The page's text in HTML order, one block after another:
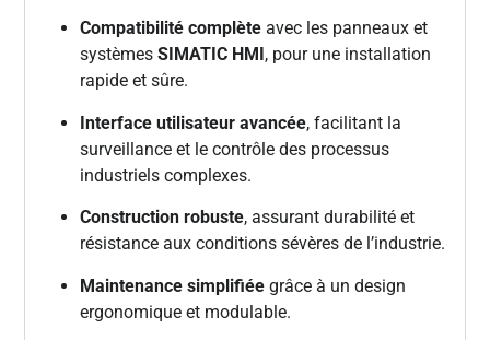
Compatibilité complète avec les panneaux et
systèmesSIMATIC HMI , pour une installation
rapide et sûre.
Interface utilisateur avancée, facilitant la
surveillance et le contrôle des processus
industriels complexes.
Construction robuste, assurant durabilité et
résistance aux conditions sévères de l’industrie.
Maintenance simplifiée grâce à un design
ergonomique et modulable.